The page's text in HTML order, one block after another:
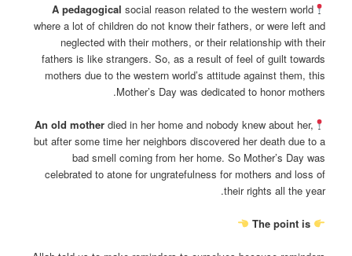
A pedagogical social reason related to the western world
where a lot of children do not know their fathers, or were left and
neglected with their mothers, or their relationship with their
fathers is like strangers. So, as a result of feel of guilt towards
mothers due to the western world’s attitude against them, this
Mother’s Day was dedicated to honor mothers.
An old mother died in her home and nobody knew about her,
but after some time her neighbors discovered her death due to a
bad smell coming from her home. So Mother’s Day was
celebrated to atone for ungratefulness for mothers and loss of
their rights all the year.